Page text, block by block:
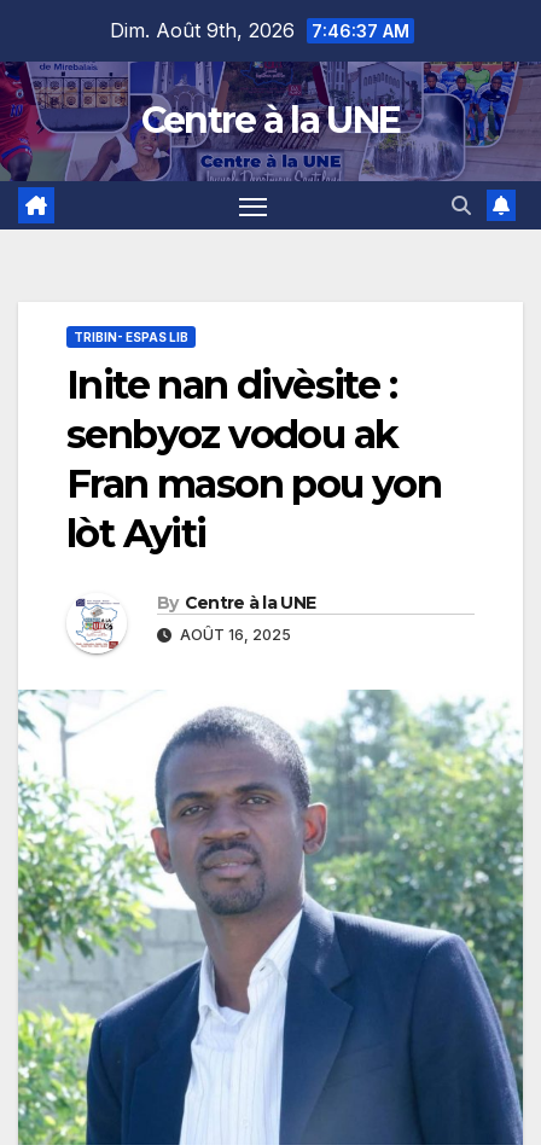
content
Dim. Août 9th, 2026 7:46:38 AM
Centre à la UNE
TRIBIN- ESPAS LIB
Inite nan divèsite :
senbyoz vodou ak
Fran mason pou yon
lòt Ayiti
By Centre à la UNE
AOÛT 16, 2025